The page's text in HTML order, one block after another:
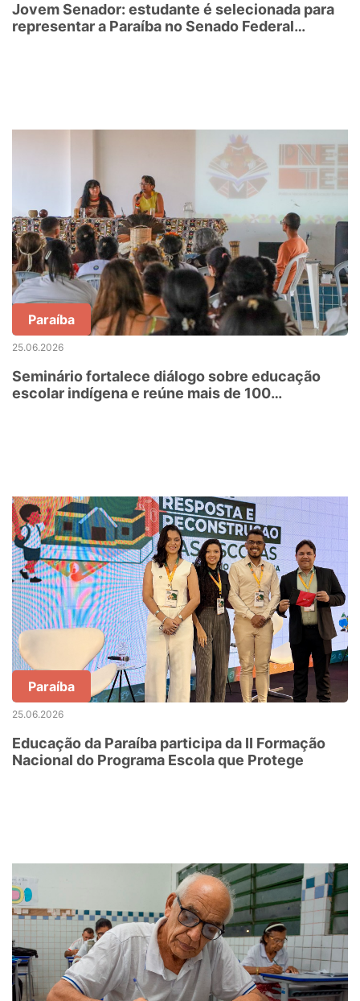
Jovem Senador: estudante é selecionada para
representar a Paraíba no Senado Federal
Paraíba
25.06.2026
Seminário fortalece diálogo sobre educação
escolar indígena e reúne mais de 100
Paraíba
25.06.2026
Educação da Paraíba participa da II Formação
Nacional do Programa Escola que Protege